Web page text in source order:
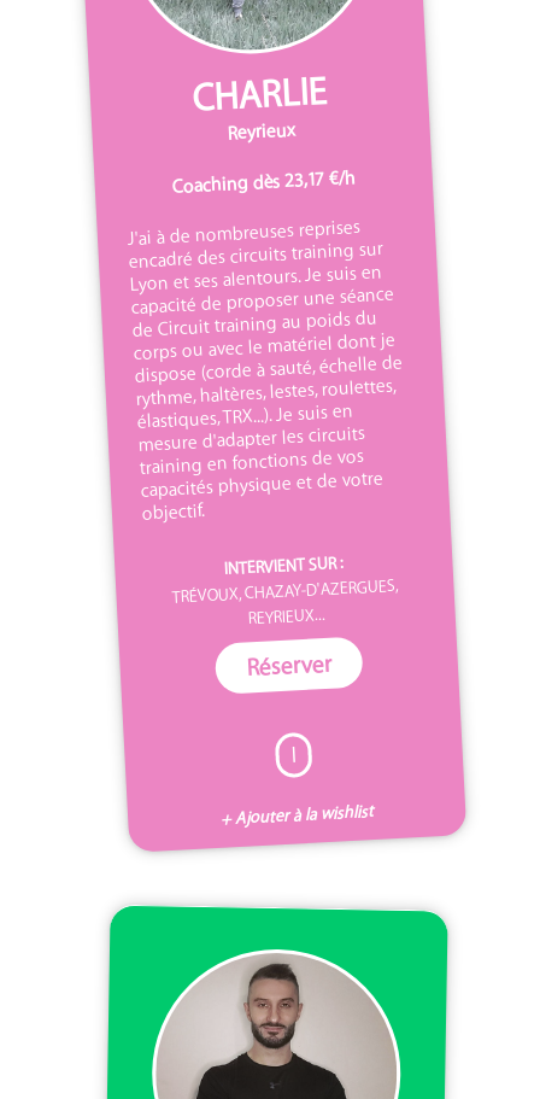
CHARLIE
Reyrieux
Coaching dès 23,17 €/h
J'ai à de nombreuses reprises
encadré des circuits training sur
Lyon et ses alentours. Je suis en
capacité de proposer une séance
de Circuit training au poids du
corps ou avec le matériel dont je
dispose (corde à sauté, échelle de
rythme, haltères, lestes, roulettes,
élastiques, TRX...). Je suis en
mesure d'adapter les circuits
training en fonctions de vos
capacités physique et de votre
objectif.
INTERVIENT SUR :
TRÉVOUX, CHAZAY-D'AZERGUES,
REYRIEUX...
Réserver
I
+ Ajouter à la wishlist